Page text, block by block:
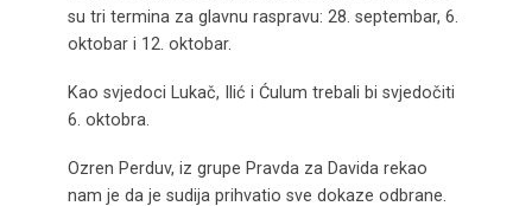
su tri termina za glavnu raspravu: 28. septembar, 6.
oktobar i 12. oktobar.
Kao svjedoci Lukač, Ilić i Ćulum trebali bi svjedočiti
6. oktobra.
Ozren Perduv, iz grupe Pravda za Davida rekao
nam je da je sudija prihvatio sve dokaze odbrane.